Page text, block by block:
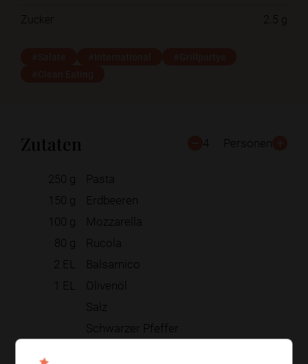
Zucker
2.5 g
Zutaten 4 Personen
250 g
Pasta
150 g
Erdbeeren
100 g
Mozzarella
80 g
Rucola
2 EL
Balsamico
1 EL
Olivenöl
Salz
Schwarzer Pfeffer